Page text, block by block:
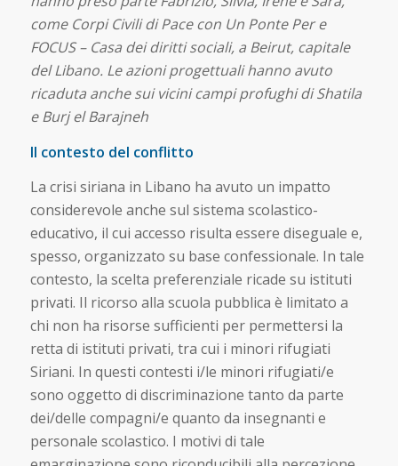
come Corpi Civili di Pace con Un Ponte Per e
FOCUS – Casa dei diritti sociali, a Beirut, capitale
del Libano. Le azioni progettuali hanno avuto
ricaduta anche sui vicini campi profughi di Shatila
e Burj el Barajneh
Il contesto del conflitto
La crisi siriana in Libano ha avuto un impatto
considerevole anche sul sistema scolastico-
educativo, il cui accesso risulta essere diseguale e,
spesso, organizzato su base confessionale. In tale
contesto, la scelta preferenziale ricade su istituti
privati. Il ricorso alla scuola pubblica è limitato a
chi non ha risorse sufficienti per permettersi la
retta di istituti privati, tra cui i minori rifugiati
Siriani. In questi contesti i/le minori rifugiati/e
sono oggetto di discriminazione tanto da parte
dei/delle compagni/e quanto da insegnanti e
personale scolastico. I motivi di tale